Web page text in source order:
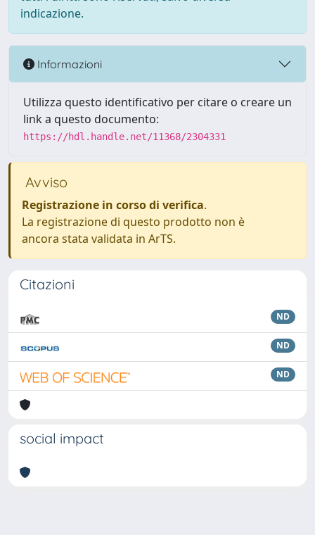
indicazione.
Informazioni
Utilizza questo identificativo per citare o creare un
link a questo documento:
https://hdl.handle.net/11368/2304331
Avviso
Registrazione in corso di verifica.
La registrazione di questo prodotto non è
ancora stata validata in ArTS.
Citazioni
ND
ND
ND
social impact